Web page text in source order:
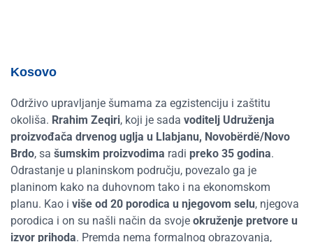
Kosovo
Održivo upravljanje šumama za egzistenciju i zaštitu
okoliša. Rrahim Zeqiri, koji je sada voditelj Udruženja
proizvođača drvenog uglja u Llabjanu, Novobërdë/Novo
Brdo, sa šumskim proizvodima radi preko 35 godina.
Odrastanje u planinskom području, povezalo ga je
planinom kako na duhovnom tako i na ekonomskom
planu. Kao i više od 20 porodica u njegovom selu, njegova
porodica i on su našli način da svoje okruženje pretvore u
izvor prihoda. Premda nema formalnog obrazovanja,